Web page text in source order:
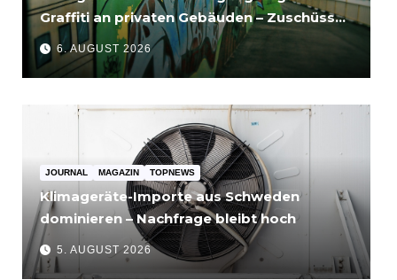
Graffiti an privaten Gebäuden – Zuschüsse
bis 3.500 Euro
6. AUGUST 2026
JOURNAL MAGAZIN TOPNEWS
Klimageräte-Importe aus Schweden
dominieren – Nachfrage bleibt hoch
5. AUGUST 2026